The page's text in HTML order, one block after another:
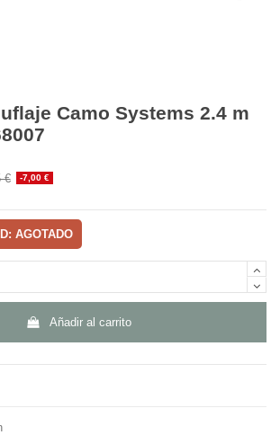
Camo Systems 2.4 m
€
-7,00 €
AGOTADO
Añadir al carrito